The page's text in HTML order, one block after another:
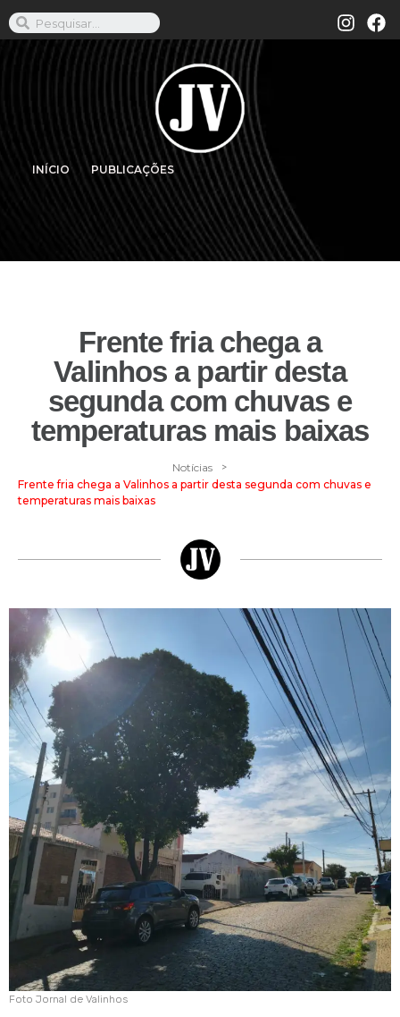
INÍCIO PUBLICAÇÕES
Frente fria chega a
Valinhos a partir desta
segunda com chuvas e
temperaturas mais baixas
Notícias >
Frente fria chega a Valinhos a partir desta segunda com chuvas e
temperaturas mais baixas
Foto Jornal de Valinhos